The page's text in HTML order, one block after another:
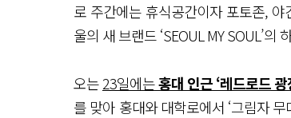
로 주간에는 휴식공간이자 포토존,
울의 새 브랜드 ‘SEOUL MY SOUL’
오는23일에는홍대 인근 ‘레드로드 광
를 맞아 홍대와 대학로에서 ‘그림자